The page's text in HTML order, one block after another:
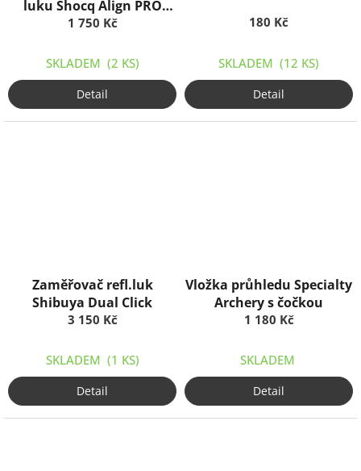
luku Shocq Align PRO
dural
1 750 Kč
SKLADEM (2 KS)
Detail
180 Kč
SKLADEM (12 KS)
Detail
Zaměřovač refl.luk
Shibuya Dual Click
3 150 Kč
SKLADEM (1 KS)
Detail
Vložka průhledu Specialty
Archery s čočkou
1 180 Kč
SKLADEM
Detail